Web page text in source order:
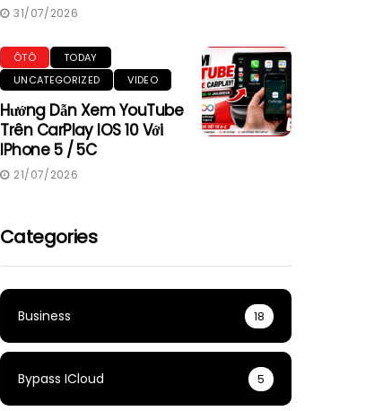
31/07/2026
ÔTÔ
TODAY
UNCATEGORIZED
VIDEO
Hướng Dẫn Xem YouTube
Trên CarPlay IOS 10 Với
IPhone 5 / 5C
21/07/2026
Categories
Business 18
Bypass ICloud 5